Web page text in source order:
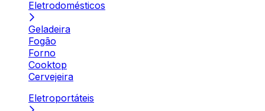
Eletrodomésticos
Geladeira
Fogão
Forno
Cooktop
Cervejeira
Eletroportáteis